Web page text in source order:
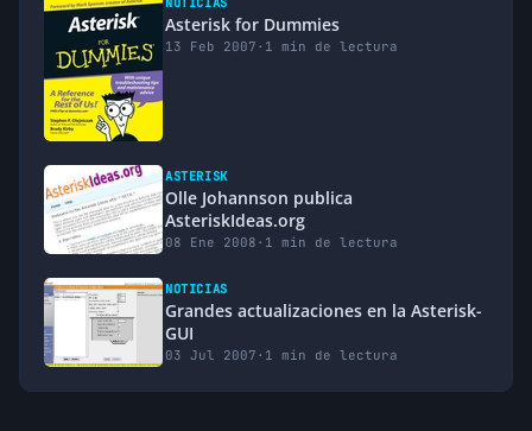
Asterisk for Dummies
13 Feb 2007 · 1 min de lectura
ASTERISK
Olle Johannson publica
AsteriskIdeas.org
08 Ene 2008 · 1 min de lectura
NOTICIAS
Grandes actualizaciones en la Asterisk-
GUI
03 Jul 2007 · 1 min de lectura